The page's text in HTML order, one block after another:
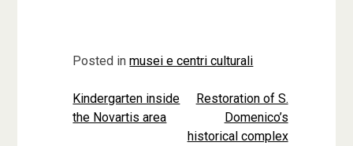
Posted inmusei e centri culturali
Navigazione
Kindergarten inside
the Novartis area
Restoration of S.
Domenico’s
historical complex